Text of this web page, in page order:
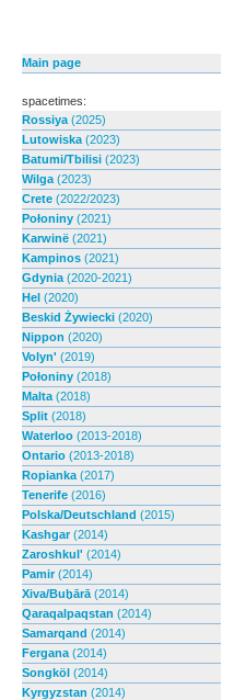
Main page
spacetimes:
Rossiya (2025)
Lutowiska (2023)
Batumi/Tbilisi (2023)
Wilga (2023)
Crete (2022/2023)
Połoniny (2021)
Karwinë (2021)
Kampinos (2021)
Gdynia (2020-2021)
Hel (2020)
Beskid Żywiecki (2020)
Nippon (2020)
Volyn' (2019)
Połoniny (2018)
Malta (2018)
Split (2018)
Waterloo (2013-2018)
Ontario (2013-2018)
Ropianka (2017)
Tenerife (2016)
Polska/Deutschland (2015)
Kashgar(2014)
Zaroshkul' (2014)
Pamir(2014)
Xiva/Buḫārā (2014)
Qaraqalpaqstan (2014)
Samarqand (2014)
Fergana (2014)
Songköl (2014)
Kyrgyzstan (2014)